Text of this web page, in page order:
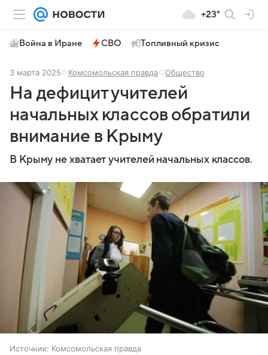
+23°
Война в Иране СВО Топливный кризис
3 марта 2025 Комсомольская правда Общество
На дефицит учителей
начальных классов обратили
внимание в Крыму
В Крыму не хватает учителей начальных классов.
Источник: Комсомольская правда